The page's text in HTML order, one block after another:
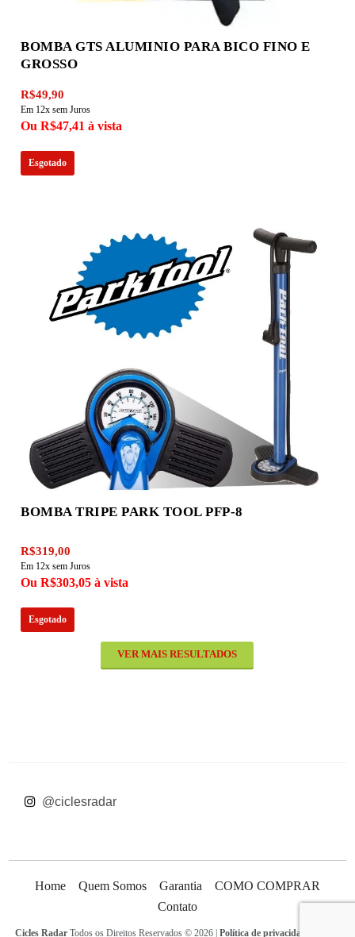
BOMBA GTS ALUMINIO PARA BICO FINO E
GROSSO
R$49,90
Em 12x sem Juros
Ou R$47,41 à vista
Esgotado
BOMBA TRIPE PARK TOOL PFP-8
R$319,00
Em 12x sem Juros
Ou R$303,05 à vista
Esgotado
VER MAIS RESULTADOS
@ciclesradar
Home Quem Somos Garantia
COMO COMPRAR
Contato
Cicles Radar Todos os Direitos Reservados © 2026 |Política de privacidade